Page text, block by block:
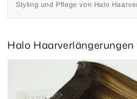
Styling und Pflege von Halo
Halo Haarverlängerungen